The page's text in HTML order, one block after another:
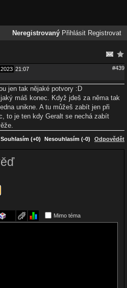
Neregistrovaný Přihlásit Registrovat
21:07 #439
jen tak nějaké potvory :D
máš konec. Když jdeš za něma tak
unikne. A tu můžeš zabít jen při
to je ten kdy Geralt se nechá zabít
Souhlasím (+0) Nesouhlasím (-0) Odpovědět
Mimo téma